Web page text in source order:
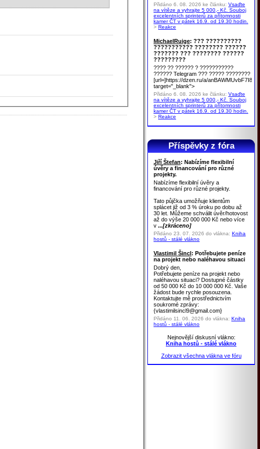
Přidáno 6. 08. 2026 ke článku: Vsaďte
na vítěze a vyhrajte 5 000,- Kč. Souboj
excelentních sprinterů za přítomnosti
kamer ČT v pátek 16.9. od 19.30 hodin.
> Reakce
MichaelRuige: ??? ??????????
??????????? ???????? ??????
??????? ??? ???????? ??????
?????????
???? ?? ?????? ? ???????????
?????? Telegram ??? ????? ????????
[url=]https://dzen.ru/a/
target="_blank">
Přidáno 6. 08. 2026 ke článku: Vsaďte
na vítěze a vyhrajte 5 000,- Kč. Souboj
excelentních sprinterů za přítomnosti
kamer ČT v pátek 16.9. od 19.30 hodin.
> Reakce
Příspěvky z fóra
Jiří Štefan: Nabízíme flexibilní
úvěry a financování pro různé
projekty.
Nabízíme flexibilní úvěry a
financování pro různé projekty.
Tato půjčka umožňuje klientům
splácet již od 3 % úroku po dobu až
30 let. Můžeme schválit úvěr/hotovost
až do výše 20 000 000 Kč nebo více
v ...[zkráceno]
Přidáno 23. 07. 2026 do vlákna: Kniha
hostů - stálé vlákno
Vlastimil Šincl: Potřebujete peníze
na projekt nebo naléhavou situaci
Dobrý den,
Potřebujete peníze na projekt nebo
naléhavou situaci? Dostupné částky
od 50 000 Kč do 10 000 000 Kč. Vaše
žádost bude rychle posouzena.
Kontaktujte mě prostřednictvím
soukromé zprávy:
{vlastimilsincl9@gmail.com}
Přidáno 11. 06. 2026 do vlákna: Kniha
hostů - stálé vlákno
Nejnovější diskusní vlákno:
Kniha hostů - stálé vlákno
Zobrazit všechna vlákna ve fóru